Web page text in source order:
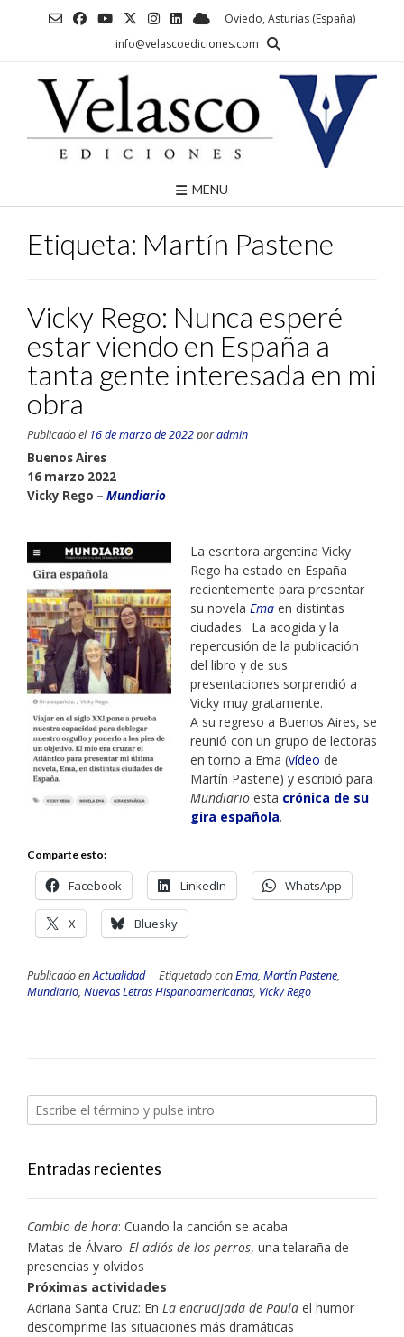
Oviedo, Asturias (España)
info@velascoediciones.com
MENU
Etiqueta: Martín Pastene
Vicky Rego: Nunca esperé
estar viendo en España a
tanta gente interesada en mi
obra
Publicado el 16 de marzo de 2022poradmin
Buenos Aires
16 marzo 2022
Vicky Rego – Mundiario
La escritora argentina Vicky
Rego ha estado en España
recientemente para presentar
su novela Ema en distintas
ciudades. La acogida y la
repercusión de la publicación
del libro y de sus
presentaciones sorprendió a
Vicky muy gratamente.
A su regreso a Buenos Aires, se
reunió con un grupo de lectoras
en torno a Ema (vídeo de
Martín Pastene) y escribió para
Mundiario esta crónica de su
gira española.
Comparte esto:
Facebook LinkedIn WhatsApp
X Bluesky
Publicado enActualidad Etiquetado conEma, Martín Pastene,
Mundiario, Nuevas Letras Hispanoamericanas, Vicky Rego
Entradas recientes
Cambio de hora: Cuando la canción se acaba
Matas de Álvaro: El adiós de los perros, una telaraña de
presencias y olvidos
Próximas actividades
Adriana Santa Cruz: En La encrucijada de Paula el humor
descomprime las situaciones más dramáticas